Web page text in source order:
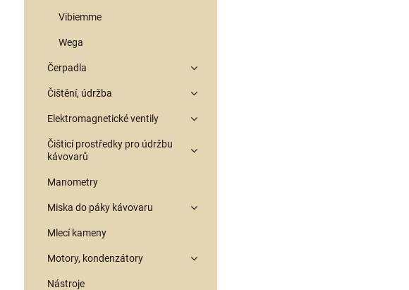
Vibiemme
Wega
Čerpadla
Čištění, údržba
Elektromagnetické ventily
Čišticí prostředky pro údržbu
kávovarů
Manometry
Miska do páky kávovaru
Mlecí kameny
Motory, kondenzátory
Nástroje